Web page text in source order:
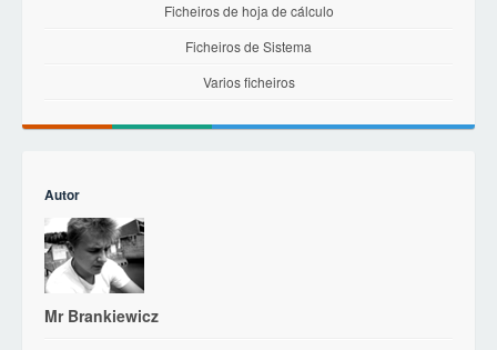
Ficheiros de hoja de cálculo
Ficheiros de Sistema
Varios ficheiros
Autor
Mr Brankiewicz